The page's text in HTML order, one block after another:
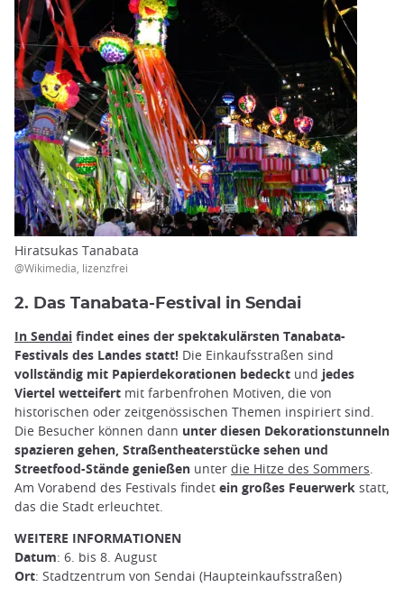
Hiratsukas Tanabata
@Wikimedia, lizenzfrei
2. Das Tanabata-Festival in Sendai
In Sendai findet eines der spektakulärsten Tanabata-
Festivals des Landes statt! Die Einkaufsstraßen sind
vollständig mit Papierdekorationen bedeckt und jedes
Viertel wetteifert mit farbenfrohen Motiven, die von
historischen oder zeitgenössischen Themen inspiriert sind.
Die Besucher können dann unter diesen Dekorationstunneln
spazieren gehen, Straßentheaterstücke sehen und
Streetfood-Stände genießen unter die Hitze des Sommers
Am Vorabend des Festivals findet ein großes Feuerwerk statt,
das die Stadt erleuchtet.
WEITERE INFORMATIONEN
Datum: 6. bis 8. August
Ort: Stadtzentrum von Sendai (Haupteinkaufsstraßen)